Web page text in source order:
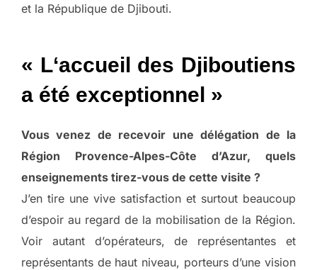
et la République de Djibouti.
« L‘accueil des Djiboutiens
a été exceptionnel »
Vous venez de recevoir une délégation de la
Région Provence-Alpes-Côte d’Azur, quels
enseignements tirez-vous de cette visite ?
J’en tire une vive satisfaction et surtout beaucoup
d’espoir au regard de la mobilisation de la Région.
Voir autant d’opérateurs, de représentantes et
représentants de haut niveau, porteurs d’une vision